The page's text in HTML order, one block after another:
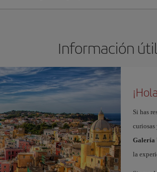
Información
Si has
Galería
la